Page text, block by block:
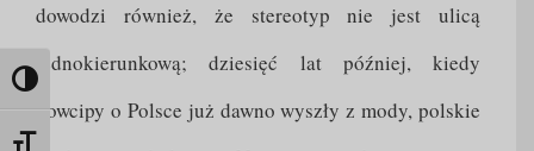
Toggle High Contrast
dowodzi również, że stereotyp nie jest ulicą
jednokierunkową; dziesięć lat później, kiedy
dowcipy o Polsce już dawno wyszły z mody, polskie